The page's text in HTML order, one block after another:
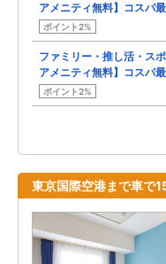
アメニティ無料】コスパ最
ポイント2%
ファミリー・推し活・ス
アメニティ無料】コスパ最
ポイント2%
東京国際空港まで車で